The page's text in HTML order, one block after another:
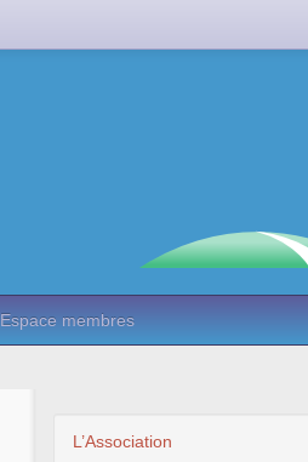
Espace membres
L’Association